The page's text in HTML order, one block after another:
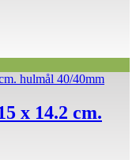
x 14.2 cm.